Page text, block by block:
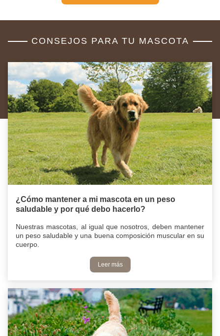
CONSEJOS PARA TU MASCOTA
Leer más
¿Cómo mantener a mi mascota en un peso
saludable y por qué debo hacerlo?
Nuestras mascotas, al igual que nosotros, deben mantener
un peso saludable y una buena composición muscular en su
cuerpo.